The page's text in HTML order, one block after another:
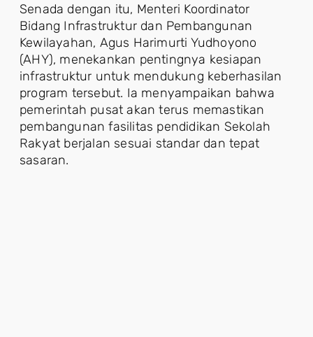
Senada dengan itu, Menteri Koordinator
Bidang Infrastruktur dan Pembangunan
Kewilayahan, Agus Harimurti Yudhoyono
(AHY), menekankan pentingnya kesiapan
infrastruktur untuk mendukung keberhasilan
program tersebut. Ia menyampaikan bahwa
pemerintah pusat akan terus memastikan
pembangunan fasilitas pendidikan Sekolah
Rakyat berjalan sesuai standar dan tepat
sasaran.